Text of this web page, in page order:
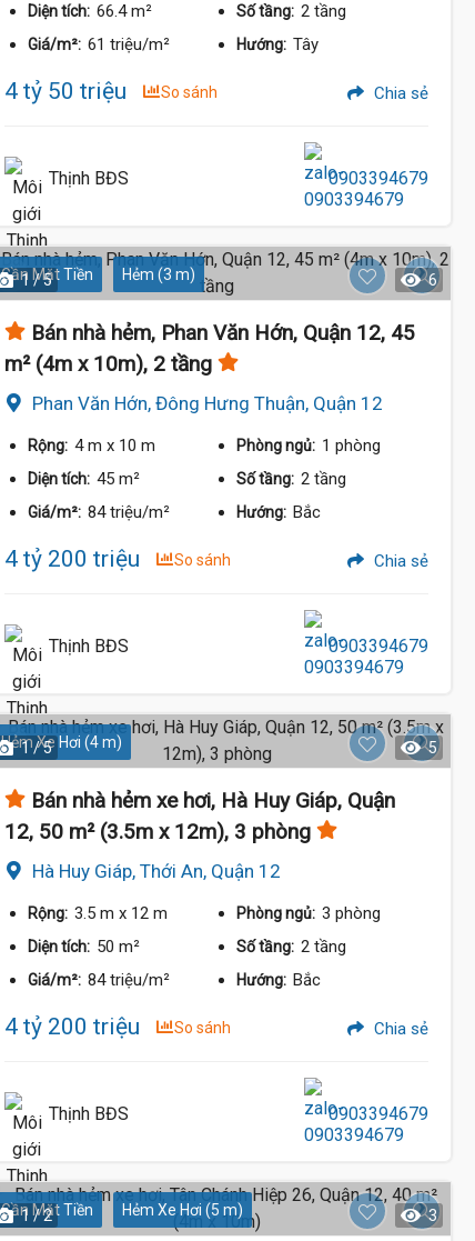
Diện tích: 66.4 m² Số tầng: 2 tầng
Giá/m²: 61 triệu/m² Hướng: Tây
4 tỷ 50 triệu So sánh Chia sẻ
Thịnh BĐS 0903394679
Gần Mặt Tiền Hẻm (3 m)
1 / 5 6
Bán nhà hẻm, Phan Văn Hớn, Quận 12, 45
m² (4m x 10m), 2 tầng
Phan Văn Hớn, Đông Hưng Thuận, Quận 12
Rộng: 4 m x 10 m Phòng ngủ: 1 phòng
Diện tích: 45 m² Số tầng: 2 tầng
Giá/m²: 84 triệu/m² Hướng: Bắc
4 tỷ 200 triệu So sánh Chia sẻ
Thịnh BĐS 0903394679
Hẻm Xe Hơi (4 m)
1 / 5 5
Bán nhà hẻm xe hơi, Hà Huy Giáp, Quận
12, 50 m² (3.5m x 12m), 3 phòng
Hà Huy Giáp, Thới An, Quận 12
Rộng: 3.5 m x 12 m Phòng ngủ: 3 phòng
Diện tích: 50 m² Số tầng: 2 tầng
Giá/m²: 84 triệu/m² Hướng: Bắc
4 tỷ 200 triệu So sánh Chia sẻ
Thịnh BĐS 0903394679
Gần Mặt Tiền Hẻm Xe Hơi (5 m)
1 / 2 3